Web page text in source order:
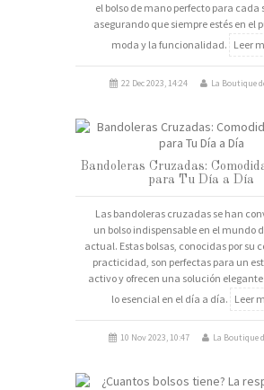
el bolso de mano perfecto para cada
asegurando que siempre estés en el
moda y la funcionalidad. Leer
22 Dec 2023, 14:24 La Boutique
Bandoleras Cruzadas:
para Tu Día a Día
Las bandoleras cruzadas se han
un bolso indispensable en el mundo
actual. Estas bolsas, conocidas por su
practicidad, son perfectas para un
activo y ofrecen una solución
lo esencial en el día a día. Leer
10 Nov 2023, 10:47 La Boutique